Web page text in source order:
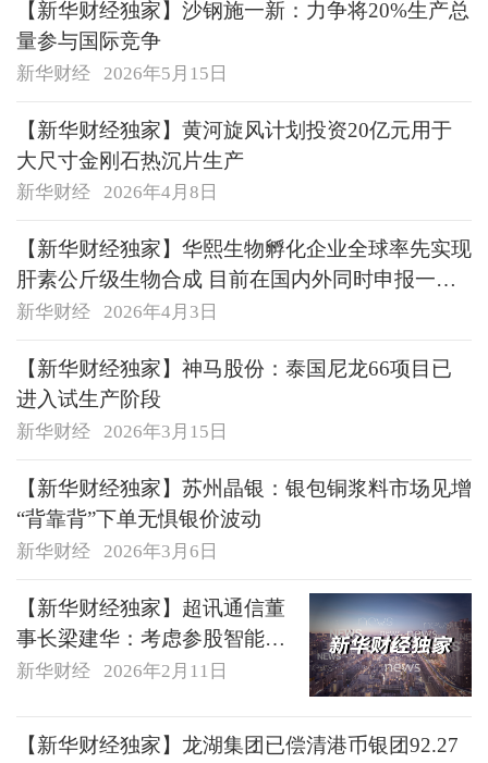
【新华财经独家】沙钢施一新：力争将20%生产总
量参与国际竞争
新华财经 2026年5月15日
【新华财经独家】黄河旋风计划投资20亿元用于
大尺寸金刚石热沉片生产
新华财经 2026年4月8日
【新华财经独家】华熙生物孵化企业全球率先实现
肝素公斤级生物合成 目前在国内外同时申报一类
新药
新华财经 2026年4月3日
【新华财经独家】神马股份：泰国尼龙66项目已
进入试生产阶段
新华财经 2026年3月15日
【新华财经独家】苏州晶银：银包铜浆料市场见增
“背靠背”下单无惧银价波动
新华财经 2026年3月6日
【新华财经独家】超讯通信董
事长梁建华：考虑参股智能器
件等智算相关企业
新华财经 2026年2月11日
【新华财经独家】龙湖集团已偿清港币银团92.27